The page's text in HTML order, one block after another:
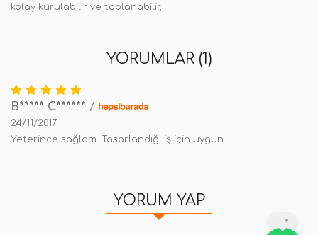
kolay kurulabilir ve toplanabilir,
YORUMLAR (1)
B***** C****** /
24/11/2017
Yeterince sağlam. Tasarlandığı iş için uygun.
YORUM YAP